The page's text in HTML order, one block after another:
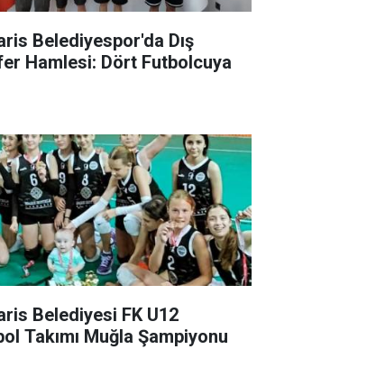
Belediyespor'da Dış
Hamlesi: Dört Futbolcuya
Belediyesi FK U12
Takımı Muğla Şampiyonu